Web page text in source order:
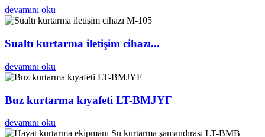
devamını oku
Sualtı kurtarma iletişim cihazı...
devamını oku
Buz kurtarma kıyafeti LT-BMJYF
devamını oku